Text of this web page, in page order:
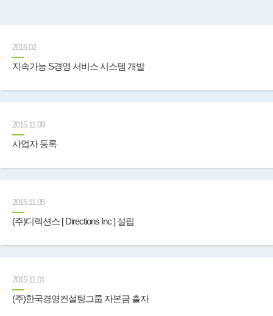
2016.02
지속가능 S경영 서비스 시스템 개발
2015.11.09
사업자 등록
2015.11.05
(주)디렉션스 [ Directions Inc ] 설립
2015.11.01
(주)한국경영컨설팅그룹 자본금 출자